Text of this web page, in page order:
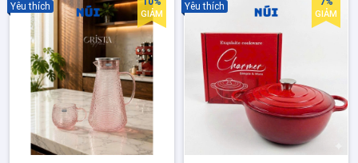
Yêu thích
GIẢM
Yêu thích
GIẢM